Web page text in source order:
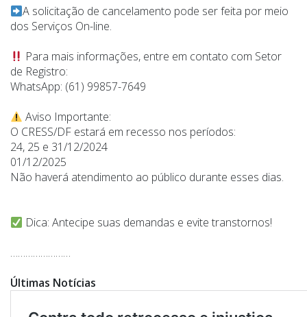
A solicitação de cancelamento pode ser feita por meio
dos Serviços On-line.
Para mais informações, entre em contato com Setor
de Registro:
WhatsApp: (61) 99857-7649
Aviso Importante:
O CRESS/DF estará em recesso nos períodos:
24, 25 e 31/12/2024
01/12/2025
Não haverá atendimento ao público durante esses dias.
Dica: Antecipe suas demandas e evite transtornos!
……………………
Últimas Notícias